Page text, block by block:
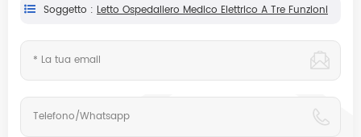
Soggetto : Letto Ospedaliero Medico Elettrico A Tre Funzioni